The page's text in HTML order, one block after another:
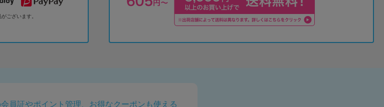
ございます。
員証やポイント管理、お得なクーポンも使える